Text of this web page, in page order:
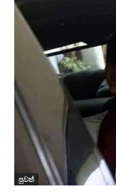
පුවත්